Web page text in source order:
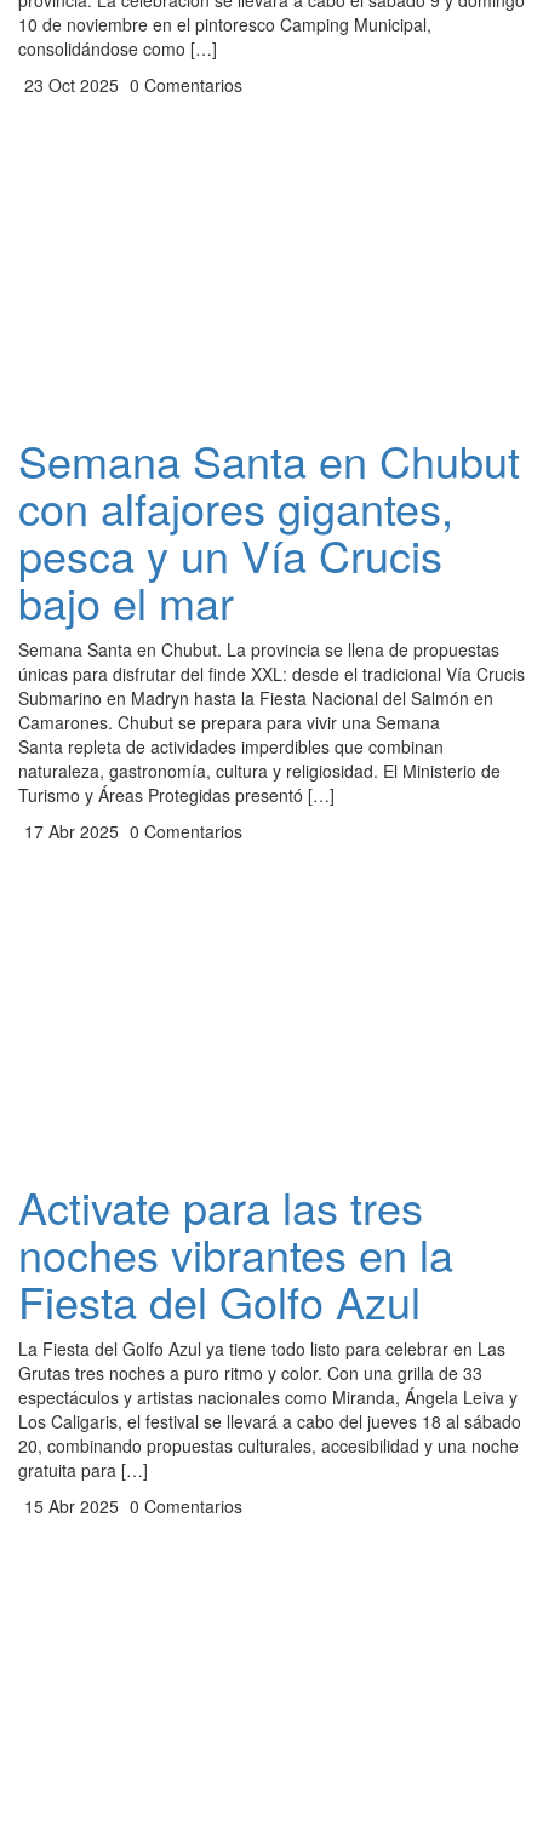
10 de noviembre en el pintoresco Camping Municipal,
consolidándose como […]
23 Oct 2025 0 Comentarios
Semana Santa en Chubut
con alfajores gigantes,
pesca y un Vía Crucis
bajo el mar
Semana Santa en Chubut. La provincia se llena de propuestas
únicas para disfrutar del finde XXL: desde el tradicional Vía Crucis
Submarino en Madryn hasta la Fiesta Nacional del Salmón en
Camarones. Chubut se prepara para vivir una Semana
Santa repleta de actividades imperdibles que combinan
naturaleza, gastronomía, cultura y religiosidad. El Ministerio de
Turismo y Áreas Protegidas presentó […]
17 Abr 2025 0 Comentarios
Activate para las tres
noches vibrantes en la
Fiesta del Golfo Azul
La Fiesta del Golfo Azul ya tiene todo listo para celebrar en Las
Grutas tres noches a puro ritmo y color. Con una grilla de 33
espectáculos y artistas nacionales como Miranda, Ángela Leiva y
Los Caligaris, el festival se llevará a cabo del jueves 18 al sábado
20, combinando propuestas culturales, accesibilidad y una noche
gratuita para […]
15 Abr 2025 0 Comentarios